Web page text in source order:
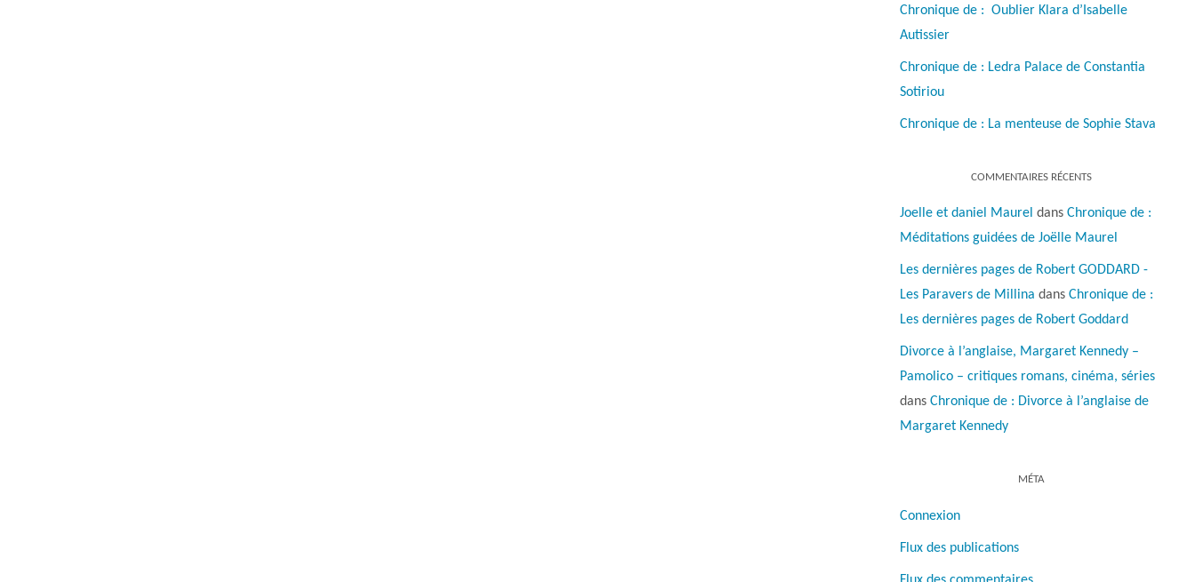
Chronique de : Oublier Klara d’Isabelle
Autissier
Chronique de : Ledra Palace de Constantia
Sotiriou
Chronique de : La menteuse de Sophie Stava
COMMENTAIRES RÉCENTS
Joelle et daniel Maurel dans Chronique de :
Méditations guidées de Joëlle Maurel
Les dernières pages de Robert GODDARD -
Les Paravers de Millina dans Chronique de :
Les dernières pages de Robert Goddard
Divorce à l’anglaise, Margaret Kennedy –
Pamolico – critiques romans, cinéma, séries
dans Chronique de : Divorce à l’anglaise de
Margaret Kennedy
MÉTA
Connexion
Flux des publications